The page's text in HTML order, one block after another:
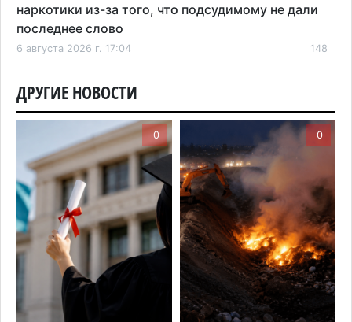
наркотики из-за того, что подсудимому не дали
последнее слово
6 августа 2026 г. 17:04 148
Проезд по БАКАД резко подорожал: в
Алматинской области начали действовать новые
тарифы
6 августа 2026 г. 14:36 200
Сильнейшие дзюдоисты мира приехали на
сборы в Алматинскую область
6 августа 2026 г. 12:12 165
Первый раз с ИИ в первый класс: казахстанских
первоклассников начнут учить искусственному
интеллекту
6 августа 2026 г. 10:47 160
ДРУГИЕ НОВОСТИ
0 0